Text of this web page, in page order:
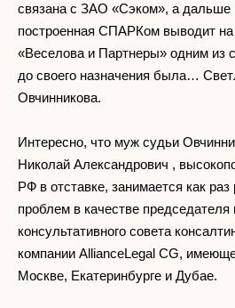
связана с ЗАО «Сэком», а дальше
построенная СПАРКом выводит на
«Веселова и Партнеры» одним из
до своего назначения была…
Овчинникова.
Интересно, что муж судьи
Николай Александрович ,
РФ в отставке, занимается как
проблем в качестве председателя
консультативного совета
компании AllianceLegal CG,
Москве, Екатеринбурге и Дубае.